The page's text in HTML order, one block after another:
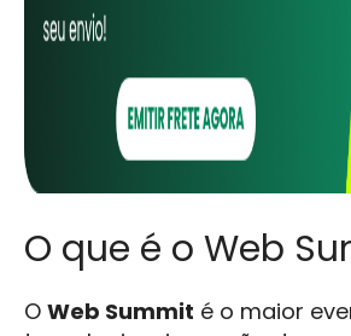
O que é o Web
O Web Summit é o maior